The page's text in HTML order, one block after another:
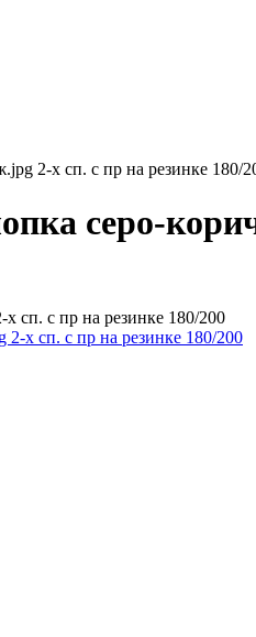
2-х сп. с пр на резинке 180/
серо-
сп. с пр на резинке 180/200